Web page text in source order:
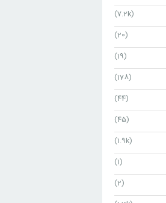
(7.2k)
(20)
(19)
(178)
(44)
(45)
(1.9k)
(1)
(2)